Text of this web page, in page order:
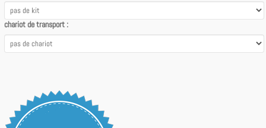
chariot de transport :